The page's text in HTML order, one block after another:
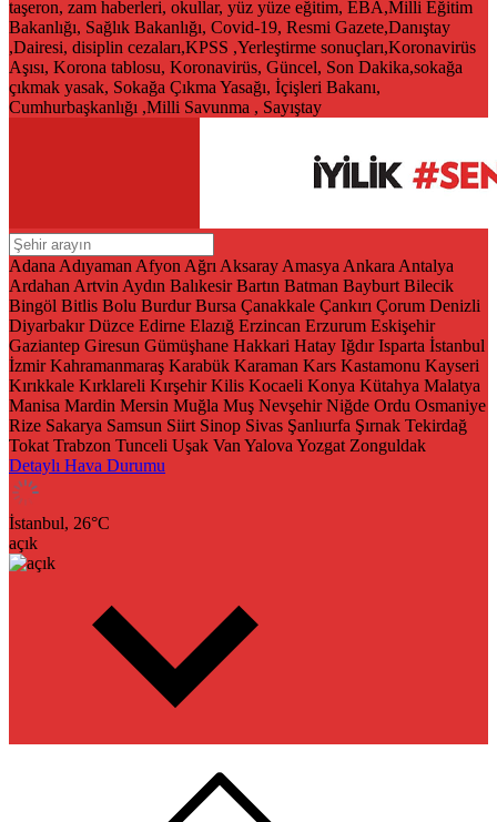
taşeron, zam haberleri, okullar, yüz yüze eğitim, EBA,Milli Eğitim
Bakanlığı, Sağlık Bakanlığı, Covid-19, Resmi Gazete,Danıştay
,Dairesi, disiplin cezaları,KPSS ,Yerleştirme sonuçları,Koronavirüs
Aşısı, Korona tablosu, Koronavirüs, Güncel, Son Dakika,sokağa
çıkmak yasak, Sokağa Çıkma Yasağı, İçişleri Bakanı,
Cumhurbaşkanlığı ,Milli Savunma , Sayıştay
Adana Adıyaman Afyon Ağrı Aksaray Amasya Ankara Antalya
Ardahan Artvin Aydın Balıkesir Bartın Batman Bayburt Bilecik
Bingöl Bitlis Bolu Burdur Bursa Çanakkale Çankırı Çorum Denizli
Diyarbakır Düzce Edirne Elazığ Erzincan Erzurum Eskişehir
Gaziantep Giresun Gümüşhane Hakkari Hatay Iğdır Isparta İstanbul
İzmir Kahramanmaraş Karabük Karaman Kars Kastamonu Kayseri
Kırıkkale Kırklareli Kırşehir Kilis Kocaeli Konya Kütahya Malatya
Manisa Mardin Mersin Muğla Muş Nevşehir Niğde Ordu Osmaniye
Rize Sakarya Samsun Siirt Sinop Sivas Şanlıurfa Şırnak Tekirdağ
Tokat Trabzon Tunceli Uşak Van Yalova Yozgat Zonguldak
Detaylı Hava Durumu
İstanbul, 26°C
açık